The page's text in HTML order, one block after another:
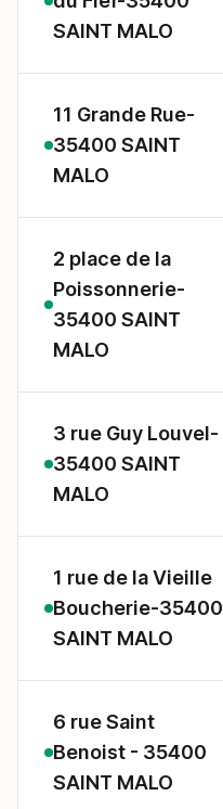
SAINT MALO
11 Grande Rue-
35400 SAINT
MALO
2 place de la
Poissonnerie-
35400 SAINT
MALO
3 rue Guy Louvel-
35400 SAINT
MALO
1 rue de la Vieille
Boucherie-35400
SAINT MALO
6 rue Saint
Benoist - 35400
SAINT MALO